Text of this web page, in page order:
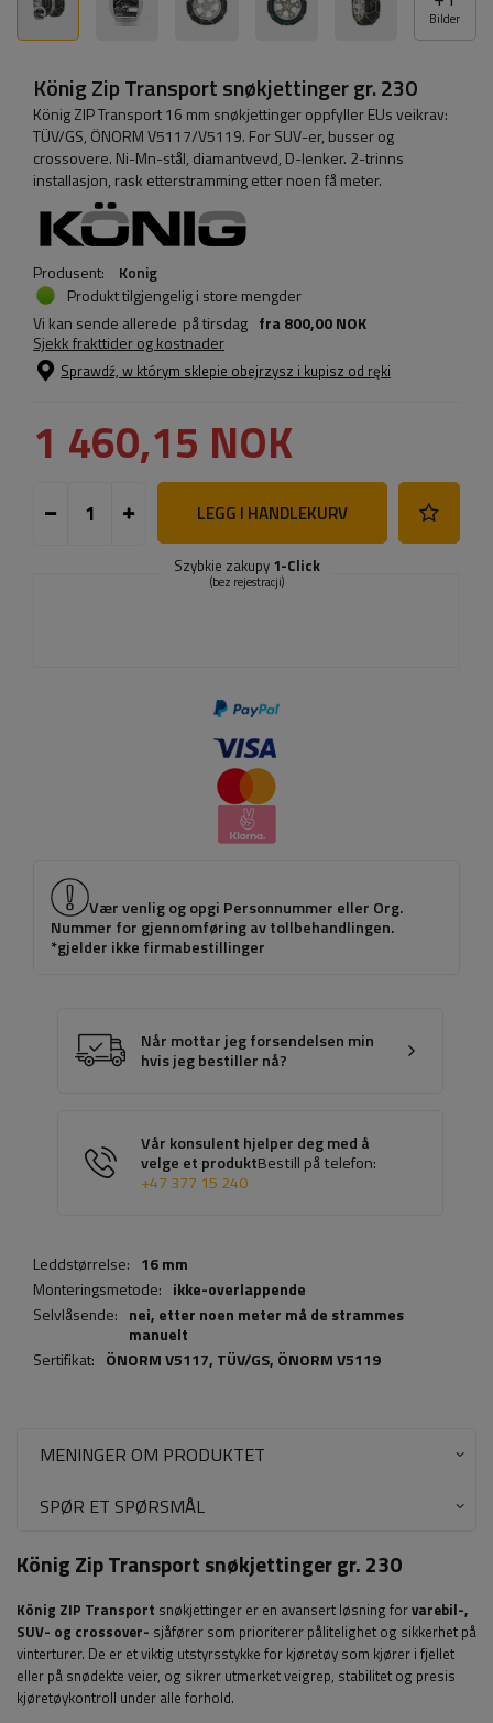
Bilder
König Zip Transport snøkjettinger gr. 230
König ZIP Transport 16 mm snøkjettinger oppfyller EUs veikrav:
TÜV/GS, ÖNORM V5117/V5119. For SUV-er, busser og
crossovere. Ni-Mn-stål, diamantvevd, D-lenker. 2-trinns
installasjon, rask etterstramming etter noen få meter.
Produsent:
Konig
Produkt tilgjengelig i store mengder
Vi kan sende allerede på tirsdag fra800,00 NOK
Sjekk frakttider og kostnader
Sprawdź, w którym sklepie obejrzysz i kupisz od ręki
1 460,15 NOK
LEGG I HANDLEKURV
Szybkie zakupy 1-Click
(bez rejestracji)
Vær venlig og opgi Personnummer eller Org.
Nummer for gjennomføring av tollbehandlingen.
*gjelder ikke firmabestillinger
Når mottar jeg forsendelsen min
hvis jeg bestiller nå?
Vår konsulent hjelper deg med å
velge et produktBestill på telefon:
+47 377 15 240
Leddstørrelse: 16 mm
Monteringsmetode: ikke-overlappende
Selvlåsende: nei, etter noen meter må de strammes
manuelt
Sertifikat: ÖNORM V5117, TÜV/GS, ÖNORM V5119
MENINGER OM PRODUKTET
SPØR ET SPØRSMÅL
König Zip Transport snøkjettinger gr. 230
König ZIP Transport snøkjettinger er en avansert løsning forvarebil-,
SUV- og crossover- sjåfører som prioriterer pålitelighet og sikkerhet på
vinterturer. De er et viktig utstyrsstykke for kjøretøy som kjører i fjellet
eller på snødekte veier, og sikrer utmerket veigrep, stabilitet og presis
kjøretøykontroll under alle forhold.